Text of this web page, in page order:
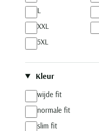
L
XXL
5XL
Kleur
wijde fit
normale fit
slim fit